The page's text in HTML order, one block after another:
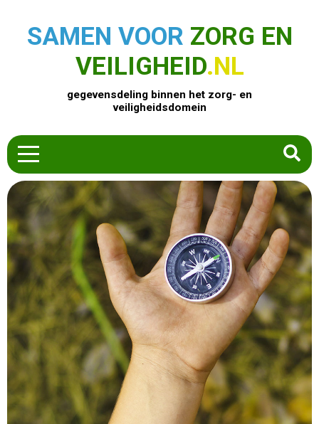
SAMEN VOOR ZORG EN
VEILIGHEID.NL
gegevensdeling binnen het zorg- en
veiligheidsdomein
HOME
ZOEK EEN PRODUCT
ACTUEEL
OVER ONS
CONTACT
COMMUNITY